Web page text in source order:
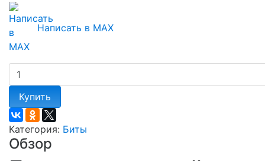
Написать в MAX
Купить
Категория: Биты
Обзор